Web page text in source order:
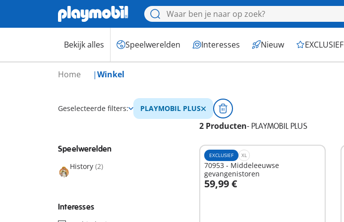
Bekijk alles Speelwerelden Interesses Nieuw EXCLUSIEF
Home Winkel
Geselecteerde filters: PLAYMOBIL PLUS
2 Producten- PLAYMOBIL PLUS
Speelwerelden
History (2)
Interesses
EXCLUSIEF XL
70953 - Middeleeuwse
gevangenistoren
59,99 €
In winkelwagen